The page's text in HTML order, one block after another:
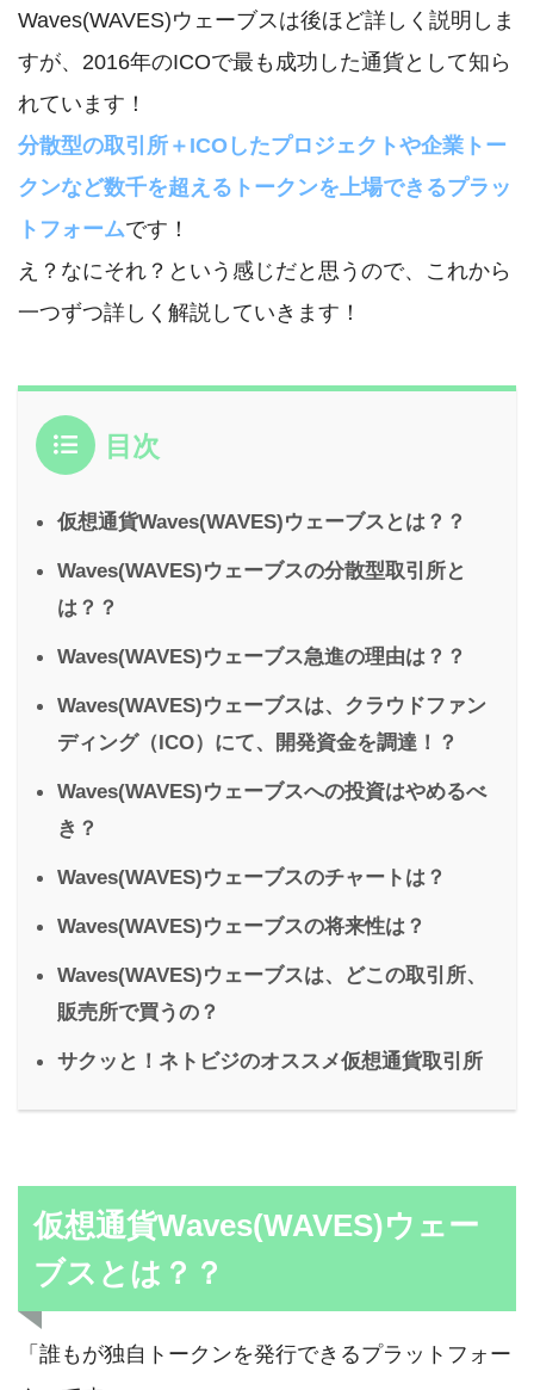
Waves(WAVES)ウェーブスは後ほど詳しく説明しま
すが、2016年のICOで最も成功した通貨として知ら
れています！
分散型の取引所＋ICOしたプロジェクトや企業トー
クンなど数千を超えるトークンを上場できるプラッ
トフォームです！
え？なにそれ？という感じだと思うので、これから
一つずつ詳しく解説していきます！
目次
仮想通貨Waves(WAVES)ウェーブスとは？？
Waves(WAVES)ウェーブスの分散型取引所と
は？？
Waves(WAVES)ウェーブス急進の理由は？？
Waves(WAVES)ウェーブスは、クラウドファン
ディング（ICO）にて、開発資金を調達！？
Waves(WAVES)ウェーブスへの投資はやめるべ
き？
Waves(WAVES)ウェーブスのチャートは？
Waves(WAVES)ウェーブスの将来性は？
Waves(WAVES)ウェーブスは、どこの取引所、
販売所で買うの？
サクッと！ネトビジのオススメ仮想通貨取引所
仮想通貨Waves(WAVES)ウェー
ブスとは？？
「誰もが独自トークンを発行できるプラットフォー